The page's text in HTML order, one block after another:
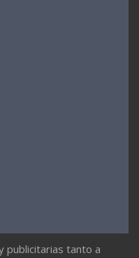
publicitarias tanto a